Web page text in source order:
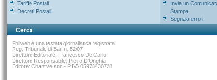
Tariffe Postali
Decreti Postali
Invia un
Stampa
Segnala errori
Cerca
Philweb è una testata giornalistica registrata
Reg. Tribunale di Bari n. 52/07
Direttore Editoriale: Francesco De Carlo
Direttore Responsabile: Pietro D'Onghia
Editore: Chantive snc - P.IVA 05975430728